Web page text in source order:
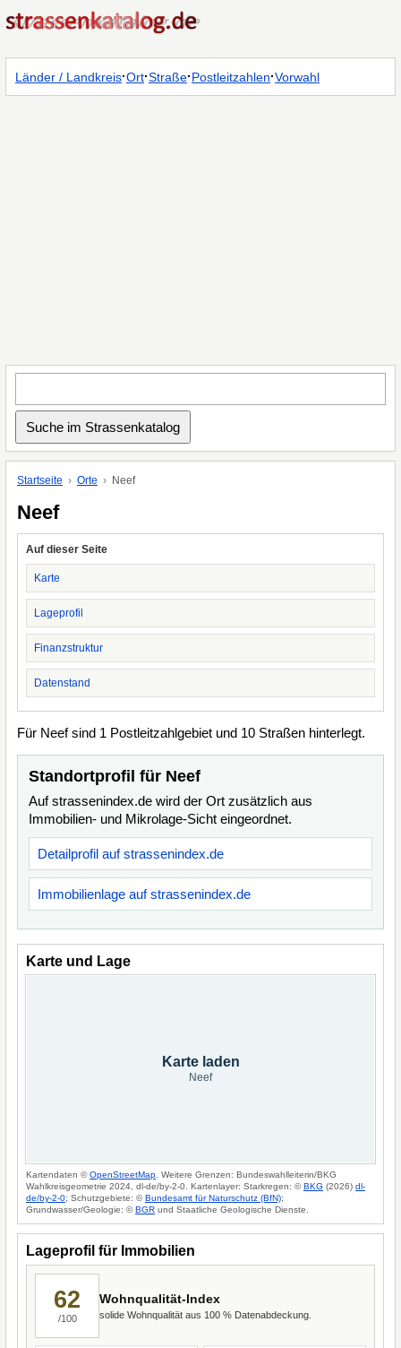
Länder / Landkreis·Ort·Straße·Postleitzahlen·Vorwahl
Startseite Orte Neef
Neef
Auf dieser Seite
Karte
Lageprofil
Finanzstruktur
Datenstand
Für Neef sind 1 Postleitzahlgebiet und 10 Straßen hinterlegt.
Standortprofil für Neef
Auf strassenindex.de wird der Ort zusätzlich aus
Immobilien- und Mikrolage-Sicht eingeordnet.
Detailprofil auf strassenindex.de
Immobilienlage auf strassenindex.de
Karte und Lage
Karte laden
Neef
Kartendaten ©OpenStreetMap . Weitere Grenzen: Bundeswahlleiterin/BKG
Wahlkreisgeometrie 2024, dl-de/by-2-0. Kartenlayer: Starkregen: ©BKG (2026) dl-
de/by-2-0; Schutzgebiete: ©Bundesamt für Naturschutz (BfN);
Grundwasser/Geologie: ©BGR und Staatliche Geologische Dienste.
Lageprofil für Immobilien
62
/100
Wohnqualität-Index
solide Wohnqualität aus 100 % Datenabdeckung.